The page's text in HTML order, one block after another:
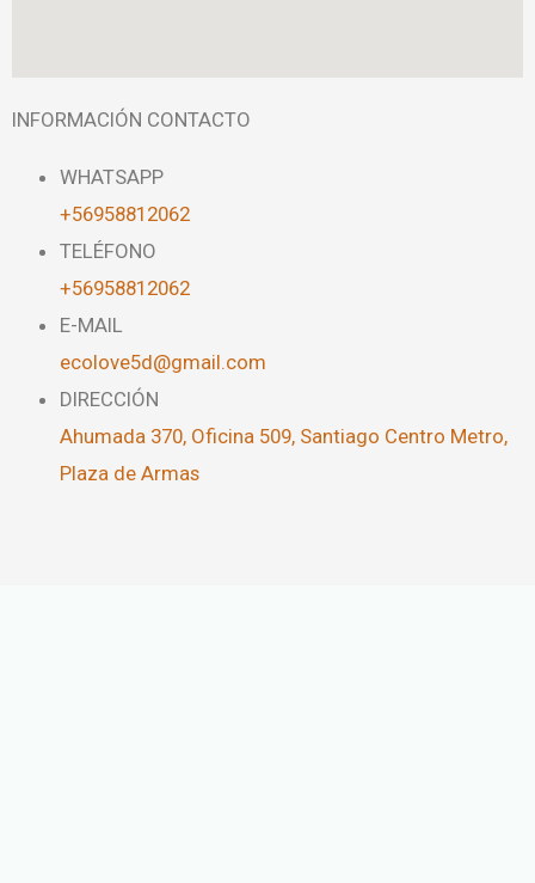
INFORMACIÓN CONTACTO
WHATSAPP
+56958812062
TELÉFONO
+56958812062
E-MAIL
ecolove5d@gmail.com
DIRECCIÓN
Ahumada 370, Oficina 509, Santiago Centro Metro,
Plaza de Armas